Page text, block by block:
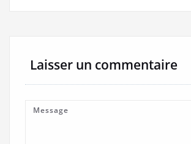
Laisser un commentaire